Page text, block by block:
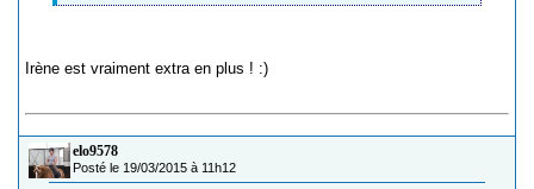
Irène est vraiment extra en plus ! :)
elo9578
Posté le 19/03/2015 à 11h12